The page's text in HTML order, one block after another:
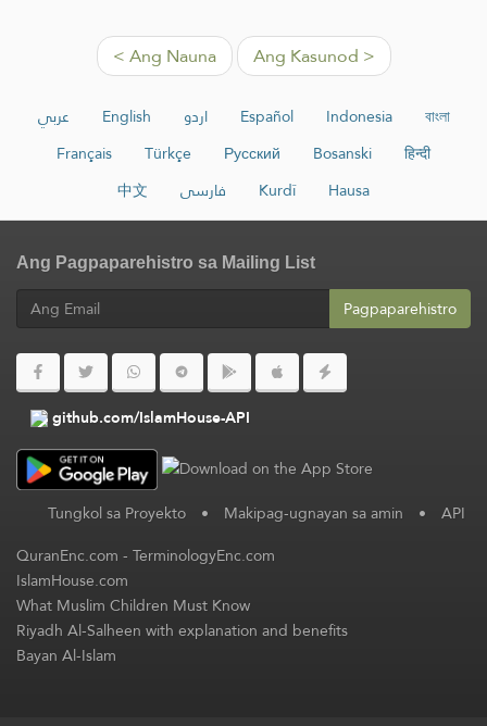
< Ang Nauna Ang Kasunod >
عربي English اردو Español Indonesia
বাংলা
Français
Türkçe Русский Bosanski
हिन्दी
中文
فارسی Kurdî Hausa
Ang Pagpaparehistro sa Mailing List
Pagpaparehistro
github.com/IslamHouse-API
Tungkol sa Proyekto • Makipag-ugnayan sa amin • API
QuranEnc.com-TerminologyEnc.com
IslamHouse.com
What Muslim Children Must Know
Riyadh Al-Salheen with explanation and benefits
Bayan Al-Islam